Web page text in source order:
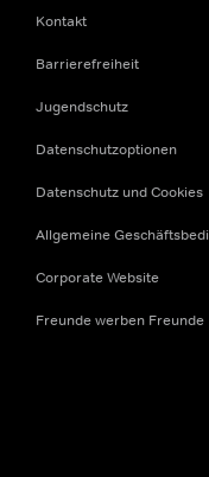
Kontakt
Barrierefreiheit
Jugendschutz
Datenschutzoptionen
Datenschutz und Cookies
Allgemeine
Corporate Website
Freunde werben Freunde